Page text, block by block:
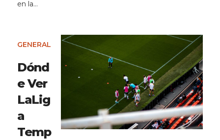
en la…
GENERAL
Dónd
e Ver
LaLig
a
Temp